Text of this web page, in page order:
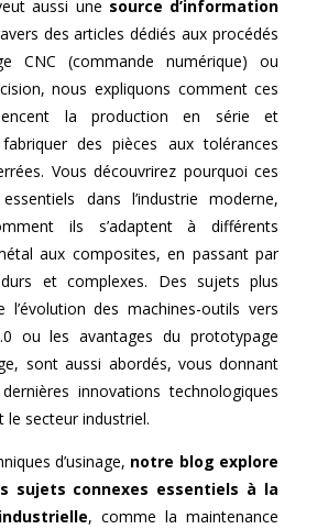
aussi une source d’information
des articles dédiés aux procédés
CNC (commande numérique) ou
nous expliquons comment ces
la production en série et
des pièces aux tolérances
Vous découvrirez pourquoi ces
dans l’industrie moderne,
ils s’adaptent à différents
aux composites, en passant par
et complexes. Des sujets plus
l’évolution des machines-outils vers
ou les avantages du prototypage
sont aussi abordés, vous donnant
innovations technologiques
secteur industriel.
d’usinage, notre blog explore
sujets connexes essentiels à la
, comme la maintenance